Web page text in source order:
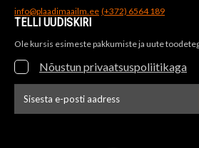
info@plaadimaailm.ee (+372) 6564 189
TELLI UUDISKIRI
Ole kursis esimeste pakkumiste ja uute
Nõustun privaatsuspoliitikaga